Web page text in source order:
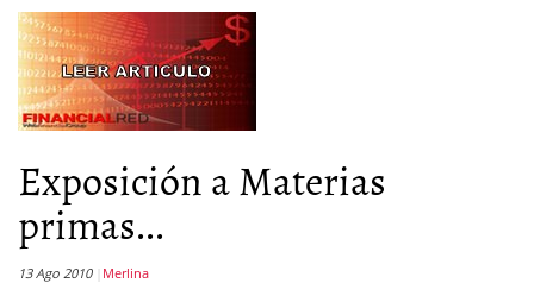
Exposición a Materias
primas...
13 Ago 2010 Merlina